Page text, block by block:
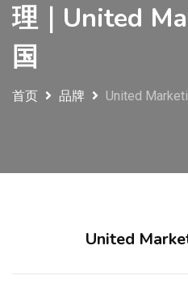
理｜United
国
首页 品牌 United
United